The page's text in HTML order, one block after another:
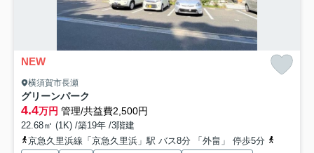
NEW
横須賀市長瀬
グリーンパーク
4.4万円 管理/共益費2,500円
22.68㎡ (1K) /築19年 /3階建
京急久里浜線「京急久里浜」駅 バス8分 「外畠」 停歩5分